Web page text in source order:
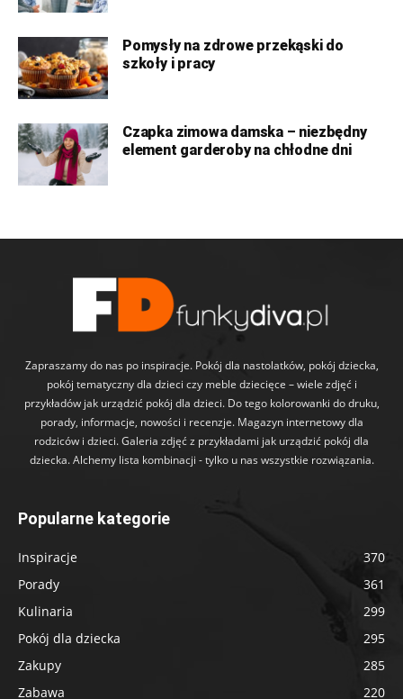
Pomysły na zdrowe przekąski do
szkoły i pracy
Czapka zimowa damska – niezbędny
element garderoby na chłodne dni
Zapraszamy do nas po inspiracje. Pokój dla nastolatków, pokój dziecka,
pokój tematyczny dla dzieci czy meble dziecięce – wiele zdjęć i
przykładów jak urządzić pokój dla dzieci. Do tego kolorowanki do druku,
porady, informacje, nowości i recenzje. Magazyn internetowy dla
rodziców i dzieci. Galeria zdjęć z przykładami jak urządzić pokój dla
dziecka. Alchemy lista kombinacji - tylko u nas wszystkie rozwiązania.
Popularne kategorie
Inspiracje
370
Porady
361
Kulinaria
299
Pokój dla dziecka
295
Zakupy
285
Zabawa
220